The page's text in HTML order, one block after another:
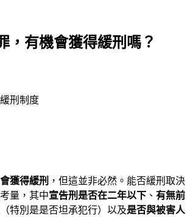
，有機會獲得緩刑嗎？
緩刑制度
獲得緩刑 ，但這並非必然。能否緩刑取決
量，其中宣告刑是否在二年以下 、 有無前
（特別是是否坦承犯行）以及是否與被害人